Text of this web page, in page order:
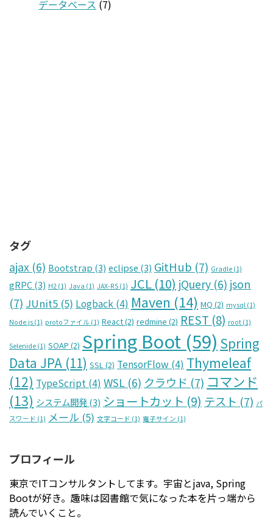
データベース (7)
タグ
ajax (6) Bootstrap (3) eclipse (3) GitHub (7) Gradle (1)
gRPC(3) H2 (1) Java (1) JAX-RS (1) JCL (10) jQuery (6) json
(7) JUnit5 (5) Logback (4) Maven (14) MQ (2) mysql (1)
Node.js (1) protoファイル (1) React(2) redmine (2) REST (8) root (1)
Selenide (1) SOAP (2) Spring Boot (59) Spring
Data JPA (11) SSL (2) TensorFlow (4) Thymeleaf
(12) TypeScript (4) WSL (6) クラウド (7) コマンド
(13) システム開発(3) ショートカット (9) テスト (7) パ
スワード (1) メール (5) 文字コード (1) 電子サイン (1)
プロフィール
東京でITコンサルタントしてます。宇宙とjava, Spring
Bootが好き。趣味は図書館で気になった本を片っ端から
読んでいくこと。